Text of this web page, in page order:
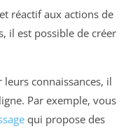
réactif aux actions de
il est possible de créer
connaissances, il
Par exemple, vous
qui propose des